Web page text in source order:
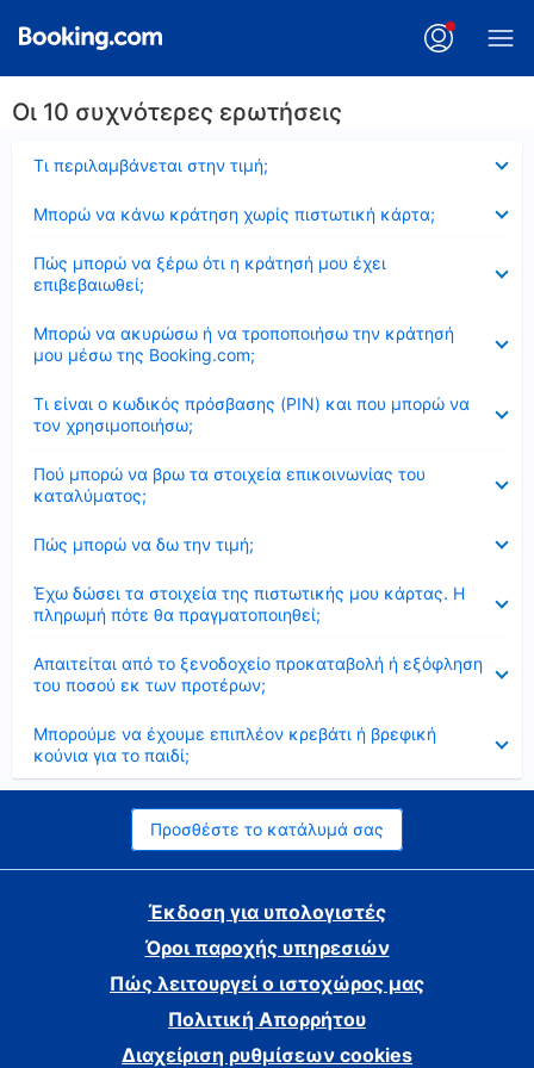
Οι 10 συχνότερες ερωτήσεις
Τι περιλαμβάνεται στην τιμή;
Μπορώ να κάνω κράτηση χωρίς πιστωτική κάρτα;
Πώς μπορώ να ξέρω ότι η κράτησή μου έχει
επιβεβαιωθεί;
Μπορώ να ακυρώσω ή να τροποποιήσω την κράτησή
μου μέσω της Booking.com;
Τι είναι ο κωδικός πρόσβασης (PIN) και που μπορώ να
τον χρησιμοποιήσω;
Πού μπορώ να βρω τα στοιχεία επικοινωνίας του
καταλύματος;
Πώς μπορώ να δω την τιμή;
Έχω δώσει τα στοιχεία της πιστωτικής μου κάρτας. Η
πληρωμή πότε θα πραγματοποιηθεί;
Απαιτείται από το ξενοδοχείο προκαταβολή ή εξόφληση
του ποσού εκ των προτέρων;
Μπορούμε να έχουμε επιπλέον κρεβάτι ή βρεφική
κούνια για το παιδί;
Προσθέστε το κατάλυμά σας
Έκδοση για υπολογιστές
Όροι παροχής υπηρεσιών
Πώς λειτουργεί ο ιστοχώρος μας
Πολιτική Απορρήτου
Διαχείριση ρυθμίσεων cookies